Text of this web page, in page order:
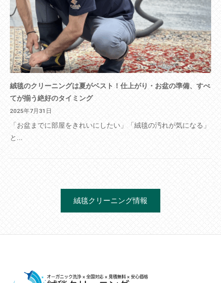
絨毯のクリーニングは夏がベスト！仕上がり・お盆の準備、すべ
てが揃う絶好のタイミング
2025年7月31日
「お盆までに部屋をきれいにしたい」「絨毯の汚れが気になる」
と...
絨毯クリーニング情報